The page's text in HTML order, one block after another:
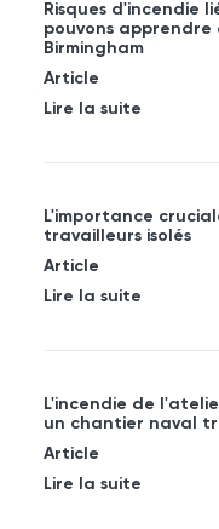
Risques d'incendie
pouvons
Birmingham
Article
Lire la suite
L'importance
travailleurs isolés
Article
Lire la suite
L'incendie de
un chantier naval
Article
Lire la suite